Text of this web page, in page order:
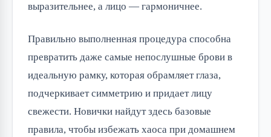
выразительнее, а лицо — гармоничнее.
Правильно выполненная процедура способна
превратить даже самые непослушные брови в
идеальную рамку, которая обрамляет глаза,
подчеркивает симметрию и придает лицу
свежести. Новички найдут здесь базовые
правила, чтобы избежать хаоса при домашнем